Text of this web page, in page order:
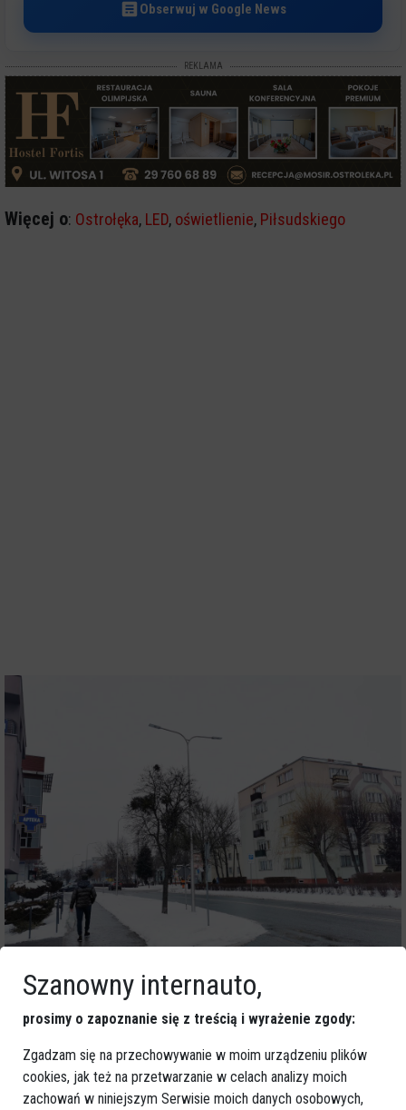
Obserwuj w Google News
REKLAMA
Więcej o: Ostrołęka, LED, oświetlienie, Piłsudskiego
Szanowny internauto,
prosimy o zapoznanie się z treścią i wyrażenie zgody:
Zgadzam się na przechowywanie w moim urządzeniu plików
cookies, jak też na przetwarzanie w celach analizy moich
zachowań w niniejszym Serwisie moich danych osobowych,